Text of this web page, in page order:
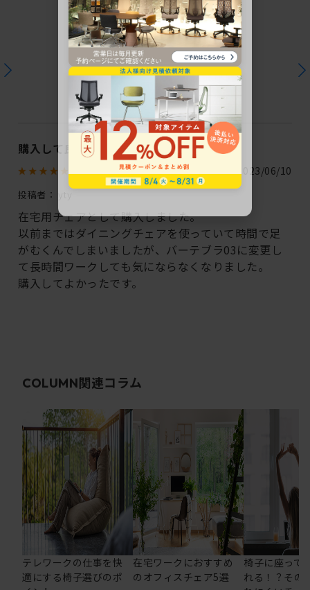
ユーザーレビュー
この商品のレビュー
1 件のレビューが投稿されています
購入して良かった
2023/06/10
投稿者：
在宅用チェアとして購入しました。
以前まではダイニングチェアを使っていて時間で足
がむくんでしまいましたが、バーテブラ03に変更し
て長時間ワークしても気にならなくなりました。
購入してよかったです。
COLUMN関連コラム
テレワークの仕事を快
適にする椅子選びのポ
在宅ワークにおすすめ
のオフィスチェア5選
椅子に座って
れる！？その